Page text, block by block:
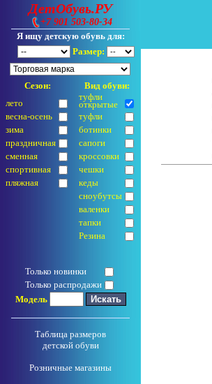
ДетОбувь.РУ
+7 901 503-80-34
Я ищу детскую обувь для:
Размер:
Сезон:
лето
весна-осень
зима
праздничная
сменная
спортивная
пляжная
Вид обуви:
туфли
открытые
туфли
ботинки
сапоги
кроссовки
чешки
кеды
сноубутсы
валенки
тапки
Резина
Только новинки
Только распродажи
Модель
Таблица размеров
детской обуви
Розничные магазины